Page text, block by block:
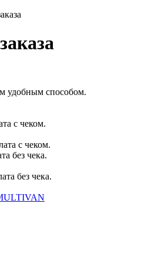
удобным способом.
с чеком.
без чека.